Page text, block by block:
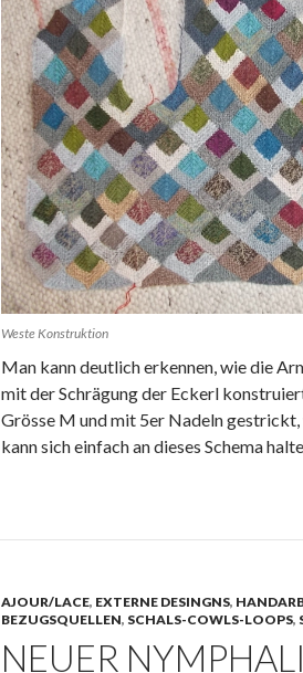
Weste Konstruktion
Man kann deutlich erkennen, wie die
mit der Schrägung der Eckerl
Grösse M und mit 5er Nadeln
kann sich einfach an dieses Schema
AJOUR/LACE, EXTERNE DESINGNS,
BEZUGSQUELLEN, SCHALS-COWLS-LOOPS,
NEUER